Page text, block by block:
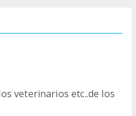
veterinarios etc..de los